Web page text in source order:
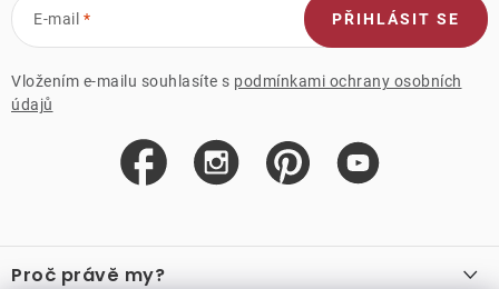
E-mail
Vložením e-mailu souhlasíte s podmínkami ochrany osobních
údajů
PŘIHLÁSIT SE
á
Proč právě my?